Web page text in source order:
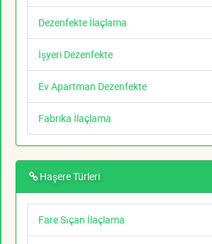
Dezenfekte İlaçlama
İşyeri Dezenfekte
Ev Apartman Dezenfekte
Fabrika İlaçlama
Haşere Türleri
Fare Sıçan İlaçlama